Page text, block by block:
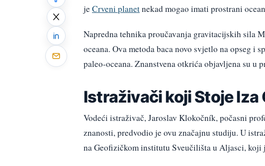
jeCrveni planetnekad mogao imati prostrani
Napredna tehnika proučavanja gravitacijskih sila
oceana. Ova metoda baca novo svjetlo na opseg i
paleo-oceana. Znanstvena otkrića objavljena su u
Istraživači koji Stoje Iza
Vodeći istraživač, Jaroslav Klokočník, počasni
znanosti, predvodio je ovu značajnu studiju. U
na Geofizičkom institutu Sveučilišta u Aljasci, koji